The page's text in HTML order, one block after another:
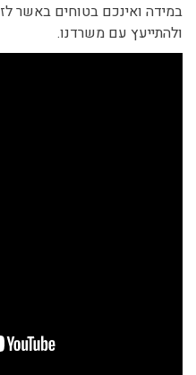
במידה ואינכם בטוחים באשר
ולהתייעץ עם משרדנו.